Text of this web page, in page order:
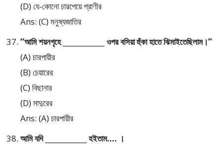
(D) যে-কোনো চারপেয়ে প্রাণীর
Ans: (C) মনুষ্যজাতির
“আমি শয়নগৃহে ____________ ওপর বসিয়া হুঁকা হাতে ঝিমাইতেছিলাম।”
(A) চারপায়ীর
(B) চেয়ারের
(C) বিছানার
(D) মাদুরের
Ans: (A) চারপায়ীর
আমি যদি ____________ হইতাম…. ।